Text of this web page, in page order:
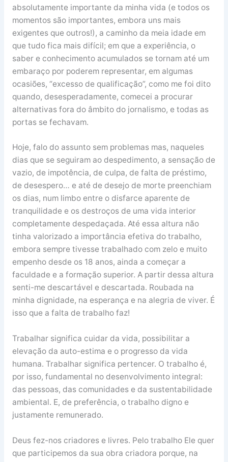
absolutamente importante da minha vida (e todos os
momentos são importantes, embora uns mais
exigentes que outros!), a caminho da meia idade em
que tudo fica mais difícil; em que a experiência, o
saber e conhecimento acumulados se tornam até um
embaraço por poderem representar, em algumas
ocasiões, “excesso de qualificação”, como me foi dito
quando, desesperadamente, comecei a procurar
alternativas fora do âmbito do jornalismo, e todas as
portas se fechavam.
Hoje, falo do assunto sem problemas mas, naqueles
dias que se seguiram ao despedimento, a sensação de
vazio, de impotência, de culpa, de falta de préstimo,
de desespero… e até de desejo de morte preenchiam
os dias, num limbo entre o disfarce aparente de
tranquilidade e os destroços de uma vida interior
completamente despedaçada. Até essa altura não
tinha valorizado a importância efetiva do trabalho,
embora sempre tivesse trabalhado com zelo e muito
empenho desde os 18 anos, ainda a começar a
faculdade e a formação superior. A partir dessa altura
senti-me descartável e descartada. Roubada na
minha dignidade, na esperança e na alegria de viver. É
isso que a falta de trabalho faz!
Trabalhar significa cuidar da vida, possibilitar a
elevação da auto-estima e o progresso da vida
humana. Trabalhar significa pertencer. O trabalho é,
por isso, fundamental no desenvolvimento integral:
das pessoas, das comunidades e da sustentabilidade
ambiental. E, de preferência, o trabalho digno e
justamente remunerado.
Deus fez-nos criadores e livres. Pelo trabalho Ele quer
que participemos da sua obra criadora porque, na